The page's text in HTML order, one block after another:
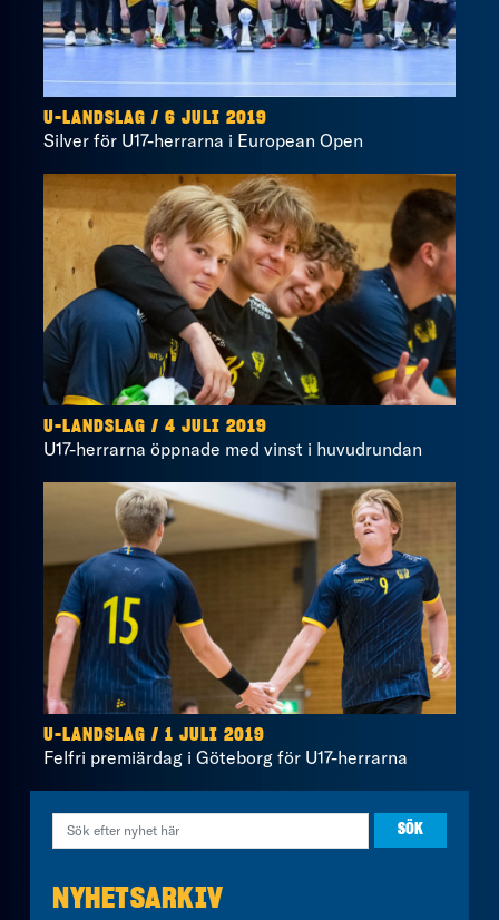
U-LANDSLAG / 6 JULI 2019
Silver för U17-herrarna i European Open
U-LANDSLAG / 4 JULI 2019
U17-herrarna öppnade med vinst i huvudrundan
U-LANDSLAG / 1 JULI 2019
Felfri premiärdag i Göteborg för U17-herrarna
NYHETSARKIV